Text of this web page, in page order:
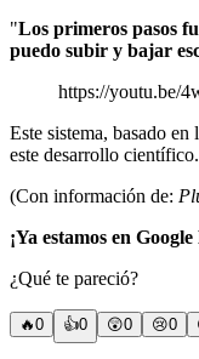
"Los primeros pasos
puedo subir y bajar
https://youtu.be/
Este sistema, basado en
este desarrollo científico.
(Con información de:
¡Ya estamos en
¿Qué te pareció?
🔥0 👍0 😲0 😢0